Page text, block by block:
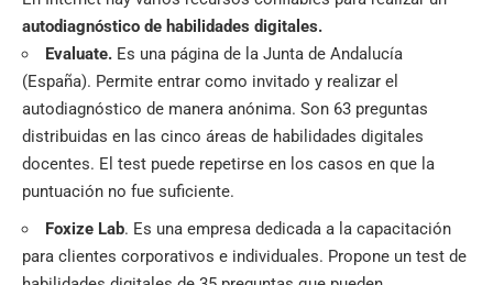
autodiagnóstico de habilidades digitales.
Evaluate. Es una página de la Junta de Andalucía
(España). Permite entrar como invitado y realizar el
autodiagnóstico de manera anónima. Son 63 preguntas
distribuidas en las cinco áreas de habilidades digitales
docentes. El test puede repetirse en los casos en que la
puntuación no fue suficiente.
Foxize Lab. Es una empresa dedicada a la capacitación
para clientes corporativos e individuales. Propone un test de